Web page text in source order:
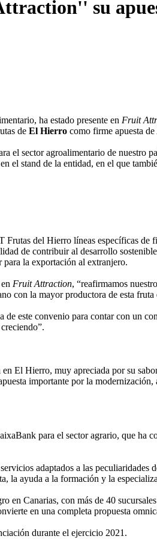
su
ha estado presente en Fruit
de El Hierro como firme apuesta
el sector agroalimentario de
stand de la entidad, en el que
del Hierro líneas específicas
de contribuir al desarrollo
la exportación al extranjero.
Fruit Attraction, “reafirmamos
con la mayor productora de esta fruta
este convenio para contar con un
El Hierro, muy apreciada por su
importante por la
para el sector agrario, que ha
adaptados a las peculiaridades
la ayuda a la formación y la
en Canarias, con más de 40
en una completa propuesta
durante el ejercicio 2021.